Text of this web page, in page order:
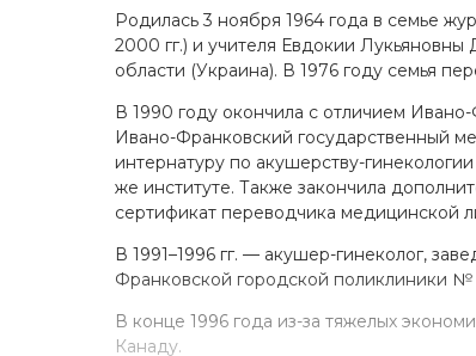
Родилась 3 ноября 1964 года в семье
2000 гг.) и учителя Евдокии Лукьяновны
области (Украина). В 1976 году семья
В 1990 году окончила с отличием
Ивано-Франковский государственный
интернатуру по акушерству-
же институте. Также закончила
сертификат переводчика медицинской
В 1991–1996 гг. — акушер-гинеколог,
Франковской городской поликлиники №
В конце 1996 года из-за тяжелых
Канаду.